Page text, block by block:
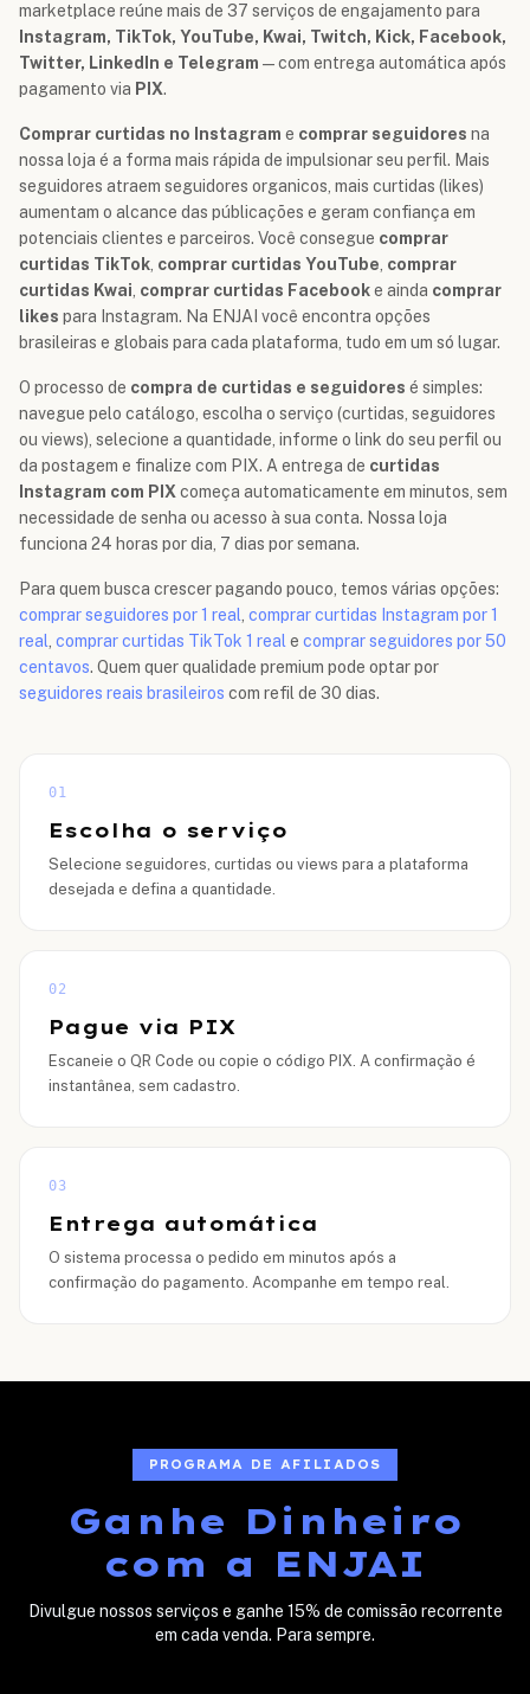
marketplace reúne mais de 37 serviços de engajamento para
Instagram, TikTok, YouTube, Kwai, Twitch, Kick, Facebook,
Twitter, LinkedIn e Telegram — com entrega automática após
pagamento via PIX.
Comprar curtidas no Instagram e comprar seguidores na
nossa loja é a forma mais rápida de impulsionar seu perfil. Mais
seguidores atraem seguidores organicos, mais curtidas (likes)
aumentam o alcance das públicações e geram confiança em
potenciais clientes e parceiros. Você consegue comprar
curtidas TikTok comprar curtidas YouTube comprar
curtidas Kwai comprar curtidas Facebooke ainda comprar
likes para Instagram. Na ENJAI você encontra opções
brasileiras e globais para cada plataforma, tudo em um só lugar.
O processo de compra de curtidas e seguidores é simples:
navegue pelo catálogo, escolha o serviço (curtidas, seguidores
ou views), selecione a quantidade, informe o link do seu perfil ou
da postagem e finalize com PIX. A entrega de curtidas
Instagram com PIX começa automaticamente em minutos, sem
necessidade de senha ou acesso à sua conta. Nossa loja
funciona 24 horas por dia, 7 dias por semana.
Para quem busca crescer pagando pouco, temos várias opções:
comprar seguidores por 1 real comprar curtidas Instagram por 1
real comprar curtidas TikTok 1 real e comprar seguidores por 50
centavos. Quem quer qualidade premium pode optar por
seguidores reais brasileiros com refil de 30 dias.
01
Escolha o serviço
Selecione seguidores, curtidas ou views para a plataforma
desejada e defina a quantidade.
02
Pague via PIX
Escaneie o QR Code ou copie o código PIX. A confirmação é
instantânea, sem cadastro.
03
Entrega automática
O sistema processa o pedido em minutos após a
confirmação do pagamento. Acompanhe em tempo real.
PROGRAMA DE AFILIADOS
Ganhe Dinheiro
com a ENJAI
Divulgue nossos serviços e ganhe 15% de comissão recorrente
em cada venda. Para sempre.